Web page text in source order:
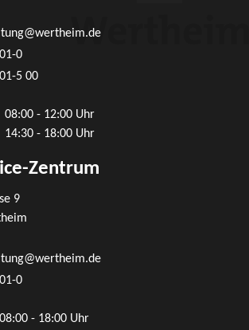
01-0
01-5 00
08:00 - 12:00 Uhr
14:30 - 18:00 Uhr
Zentrum
9
01-0
08:00 - 18:00 Uhr